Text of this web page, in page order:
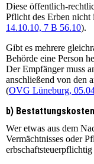
Diese öffentlich-
Pflicht des Erben nicht
14.10.10, 7 B 56.10).
Gibt es mehrere
Behörde eine Person
Der Empfänger muss
anschließend von den
(OVG Lüneburg,
b)
Wer etwas aus dem
Vermächtnisses oder
erbschaftsteuerpflichtig